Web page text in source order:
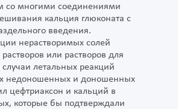
со многими соединениями
кальция глюконата с
введения.
нерастворимых солей
или растворов для
летальных реакций
недоношенных и доношенных
цефтриаксон и кальций в
которые бы подтверждали